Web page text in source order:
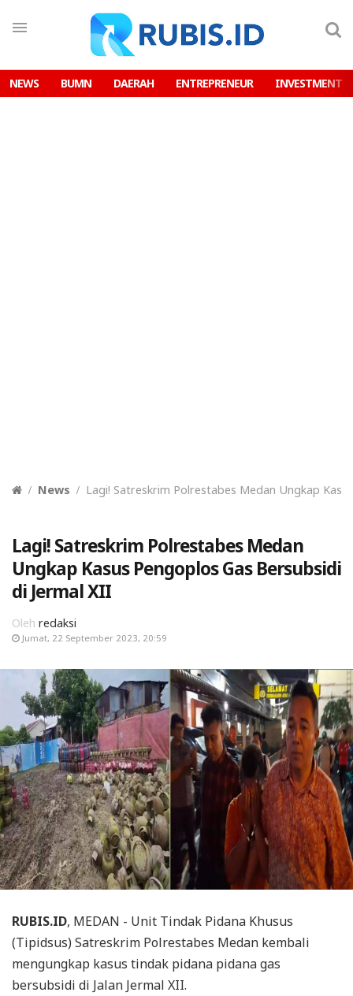
NEWS BUMN DAERAH ENTREPRENEUR INVESTMENT
News Lagi! Satreskrim Polrestabes Medan Ungkap
Lagi! Satreskrim Polrestabes Medan
Ungkap Kasus Pengoplos Gas Bersubsidi
di Jermal XII
Oleh redaksi
Jumat, 22 September 2023, 20:59
RUBIS.ID, MEDAN - Unit Tindak Pidana Khusus
(Tipidsus) Satreskrim Polrestabes Medan kembali
mengungkap kasus tindak pidana pidana gas
bersubsidi di Jalan Jermal XII.